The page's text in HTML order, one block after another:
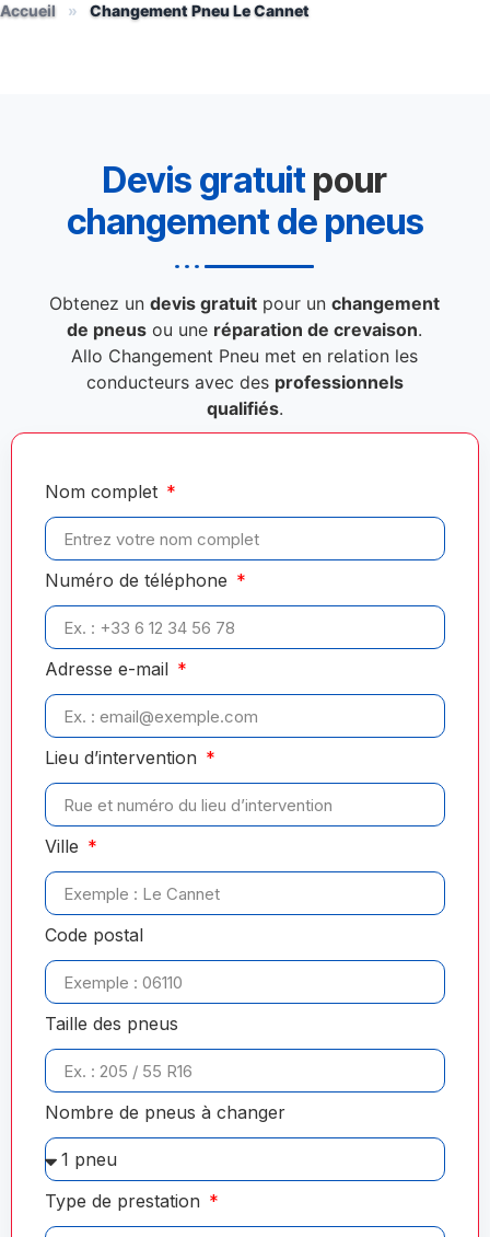
Accueil » Changement Pneu Le Cannet
Devis gratuitpour
changement de pneus
Obtenez undevis gratuit pour unchangement
de pneus ou une réparation de crevaison.
Allo Changement Pneu met en relation les
conducteurs avec des professionnels
qualifiés.
Nom complet
Numéro de téléphone
Adresse e-mail
Lieu d’intervention
Ville
Code postal
Taille des pneus
Nombre de pneus à changer
Type de prestation